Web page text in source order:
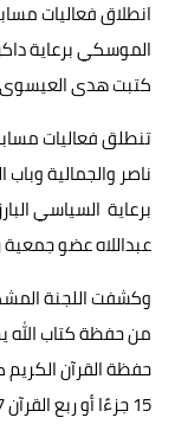
انطلاق فعاليات
الموسكي برعاية
كتبت هدى العيسوى
تنطلق فعاليات
ناصر والجمالية
برعاية السياسي
عبداللاه عضو جمعية
وكشفت اللجنة
من حفظة كتاب
15 جزءًا أو ربع القرآن 7 أجزاء.